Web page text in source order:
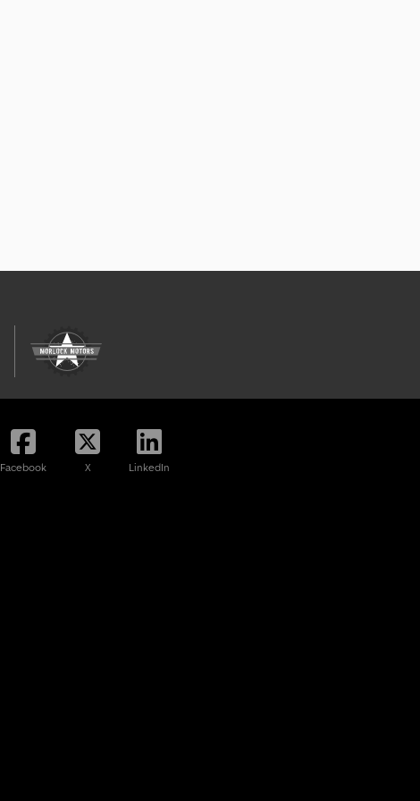
Facebook X LinkedIn